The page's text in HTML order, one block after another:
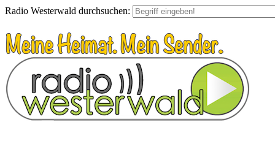
Radio Westerwald durchsuchen: